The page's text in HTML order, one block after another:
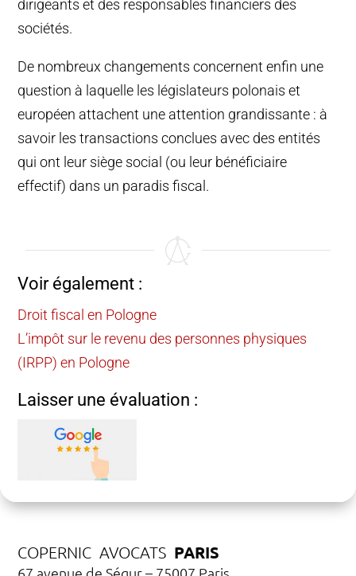
dirigeants et des responsables financiers des
sociétés.
De nombreux changements concernent enfin une
question à laquelle les législateurs polonais et
européen attachent une attention grandissante : à
savoir les transactions conclues avec des entités
qui ont leur siège social (ou leur bénéficiaire
effectif) dans un paradis fiscal.
Voir également :
Droit fiscal en Pologne
L’impôt sur le revenu des personnes physiques
(IRPP) en Pologne
Laisser une évaluation :
COPERNIC AVOCATS PARIS
67 avenue de Ségur – 75007 Paris